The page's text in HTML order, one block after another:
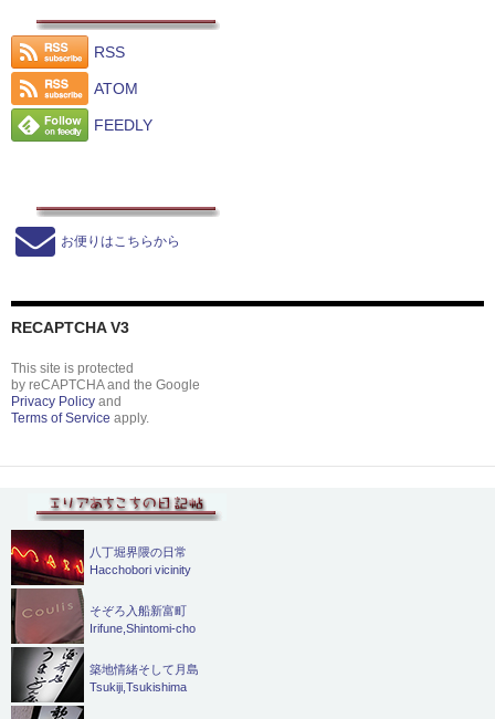
RSS
ATOM
FEEDLY
お便りはこちらから
RECAPTCHA V3
This site is protected
by reCAPTCHA and the Google
Privacy Policy and
Terms of Service apply.
八丁堀界隈の日常
Hacchobori vicinity
そぞろ入船新富町
Irifune,Shintomi-cho
築地情緒そして月島
Tsukiji,Tsukishima